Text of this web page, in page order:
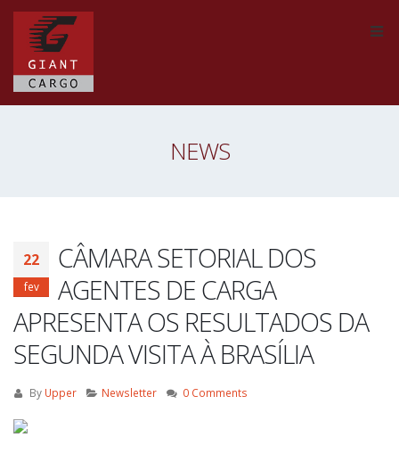
NEWS
22
fev
CÂMARA SETORIAL DOS
AGENTES DE CARGA
APRESENTA OS RESULTADOS DA
SEGUNDA VISITA À BRASÍLIA
By Upper Newsletter 0 Comments